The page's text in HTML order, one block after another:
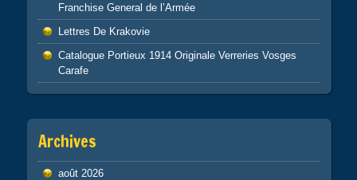
Franchise General de l’Armée
Lettres De Krakovie
Catalogue Portieux 1914 Originale Verreries Vosges
Carafe
Archives
août 2026